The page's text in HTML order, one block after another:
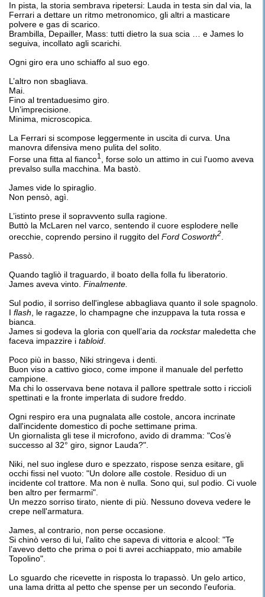
In pista, la storia sembrava ripetersi: Lauda in testa sin dal via, la
Ferrari a dettare un ritmo metronomico, gli altri a masticare
polvere e gas di scarico.
Brambilla, Depailler, Mass: tutti dietro la sua scia … e James lo
seguiva, incollato agli scarichi.
Ogni giro era uno schiaffo al suo ego.
L’altro non sbagliava.
Mai.
Fino al trentaduesimo giro.
Un’imprecisione.
Minima, microscopica.
La Ferrari si scompose leggermente in uscita di curva. Una
manovra difensiva meno pulita del solito.
Forse una fitta al fianco1
, forse solo un attimo in cui l'uomo aveva
prevalso sulla macchina. Ma bastò.
James vide lo spiraglio.
Non pensò, agì.
L’istinto prese il sopravvento sulla ragione.
Buttò la McLaren nel varco, sentendo il cuore esplodere nelle
orecchie, coprendo persino il ruggito del Ford Cosworth2.
Passò.
Quando tagliò il traguardo, il boato della folla fu liberatorio.
James aveva vinto. Finalmente.
Sul podio, il sorriso dell'inglese abbagliava quanto il sole spagnolo.
I flash, le ragazze, lo champagne che inzuppava la tuta rossa e
bianca.
James si godeva la gloria con quell’aria da rockstar maledetta che
faceva impazzire i tabloid.
Poco più in basso, Niki stringeva i denti.
Buon viso a cattivo gioco, come impone il manuale del perfetto
campione.
Ma chi lo osservava bene notava il pallore spettrale sotto i riccioli
spettinati e la fronte imperlata di sudore freddo.
Ogni respiro era una pugnalata alle costole, ancora incrinate
dall'incidente domestico di poche settimane prima.
Un giornalista gli tese il microfono, avido di dramma: "Cos’è
successo al 32° giro, signor Lauda?".
Niki, nel suo inglese duro e spezzato, rispose senza esitare, gli
occhi fissi nel vuoto: "Un dolore alle costole. Residuo di un
incidente col trattore. Ma non è nulla. Sono qui, sul podio. Ci vuole
ben altro per fermarmi".
Un mezzo sorriso tirato, niente di più. Nessuno doveva vedere le
crepe nell'armatura.
James, al contrario, non perse occasione.
Si chinò verso di lui, l'alito che sapeva di vittoria e alcool: "Te
l’avevo detto che prima o poi ti avrei acchiappato, mio amabile
Topolino".
Lo sguardo che ricevette in risposta lo trapassò. Un gelo artico,
una lama dritta al petto che spense per un secondo l'euforia.